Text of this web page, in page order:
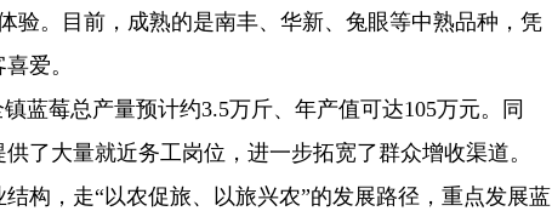
验。目前，成熟的是南丰、华新、兔眼等中熟品种，凭
爱。
蓝莓总产量预计约3.5万斤、年产值可达105万元。同
了大量就近务工岗位，进一步拓宽了群众增收渠道。
构，走“以农促旅、以旅兴农”的发展路径，重点发展蓝